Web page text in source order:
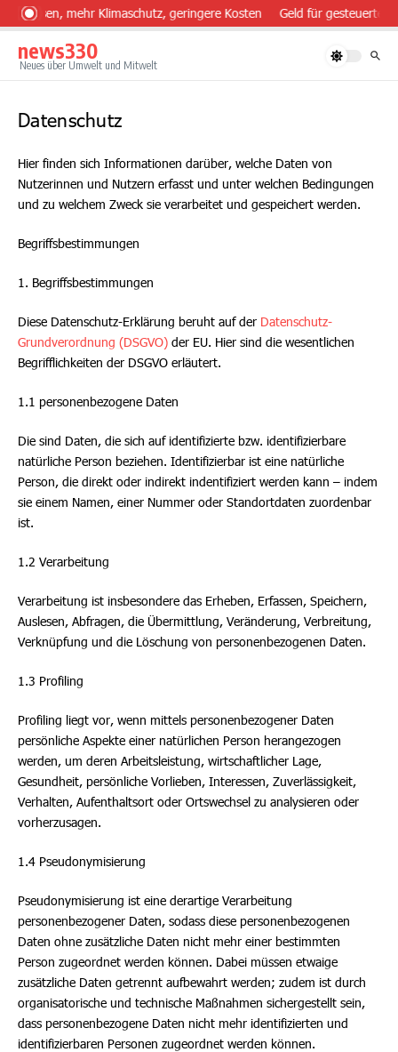
Zum Inhalt springen
essen, mehr Klimaschutz, geringere Kosten Geld für gesteuerten
news330
Neues über Umwelt und Mitwelt
Datenschutz
Hier finden sich Informationen darüber, welche Daten von
Nutzerinnen und Nutzern erfasst und unter welchen Bedingungen
und zu welchem Zweck sie verarbeitet und gespeichert werden.
Begriffsbestimmungen
1. Begriffsbestimmungen
Diese Datenschutz-Erklärung beruht auf der Datenschutz-
Grundverordnung (DSGVO) der EU. Hier sind die wesentlichen
Begrifflichkeiten der DSGVO erläutert.
1.1 personenbezogene Daten
Die sind Daten, die sich auf identifizierte bzw. identifizierbare
natürliche Person beziehen. Identifizierbar ist eine natürliche
Person, die direkt oder indirekt indentifiziert werden kann – indem
sie einem Namen, einer Nummer oder Standortdaten zuordenbar
ist.
1.2 Verarbeitung
Verarbeitung ist insbesondere das Erheben, Erfassen, Speichern,
Auslesen, Abfragen, die Übermittlung, Veränderung, Verbreitung,
Verknüpfung und die Löschung von personenbezogenen Daten.
1.3 Profiling
Profiling liegt vor, wenn mittels personenbezogener Daten
persönliche Aspekte einer natürlichen Person herangezogen
werden, um deren Arbeitsleistung, wirtschaftlicher Lage,
Gesundheit, persönliche Vorlieben, Interessen, Zuverlässigkeit,
Verhalten, Aufenthaltsort oder Ortswechsel zu analysieren oder
vorherzusagen.
1.4 Pseudonymisierung
Pseudonymisierung ist eine derartige Verarbeitung
personenbezogener Daten, sodass diese personenbezogenen
Daten ohne zusätzliche Daten nicht mehr einer bestimmten
Person zugeordnet werden können. Dabei müssen etwaige
zusätzliche Daten getrennt aufbewahrt werden; zudem ist durch
organisatorische und technische Maßnahmen sichergestellt sein,
dass personenbezogene Daten nicht mehr identifizierten und
identifizierbaren Personen zugeordnet werden können.